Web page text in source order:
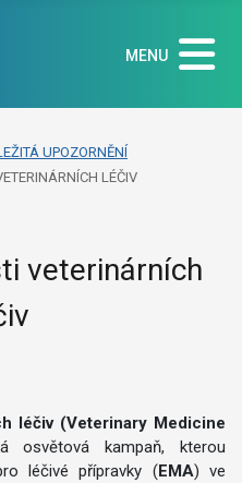
MENU
UPOZORNĚNÍ
LÉČIV
veterinárních
léčiv (Veterinary Medicine
osvětová kampaň, kterou
léčivé přípravky (EMA) ve